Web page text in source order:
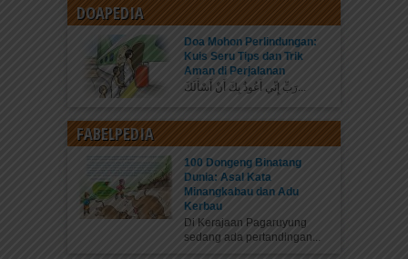
DOAPEDIA
Doa Mohon Perlindungan:
Kuis Seru Tips dan Trik
Aman di Perjalanan
FABELPEDIA
100 Dongeng Binatang
Dunia: Asal Kata
Minangkabau dan Adu
Kerbau
Di Kerajaan Pagaruyung
sedang ada pertandingan...